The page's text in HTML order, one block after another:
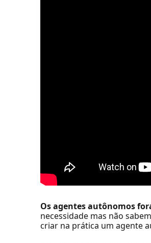
Os agentes autônomos
necessidade mas não
criar na prática um agente